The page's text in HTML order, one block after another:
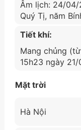
Âm lịch: 24/
Quý Tị, năm
Tiết khí:
Mang chủng
15h23 ngày
Mặt trời
Hà Nội